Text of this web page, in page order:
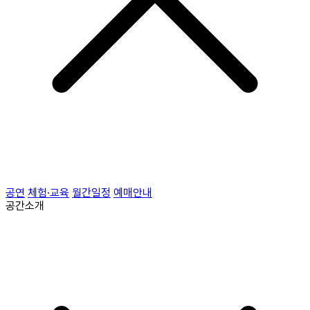
공연 체험·교육 월간일정 예매안내
공간소개